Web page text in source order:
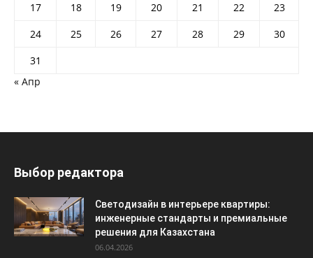
17
18 19 20 21 22
23
24
25 26 27 28 29
30
31
« Апр
Выбор редактора
Светодизайн в интерьере квартиры:
инженерные стандарты и премиальные
решения для Казахстана
06.04.2026